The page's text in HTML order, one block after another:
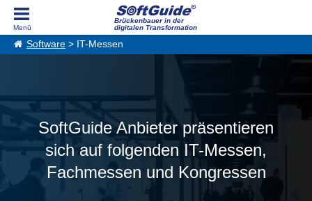
Brückenbauer in der
digitalen Transformation
Software > IT-Messen
SoftGuide Anbieter präsentieren
sich auf folgenden IT-Messen,
Fachmessen und Kongressen